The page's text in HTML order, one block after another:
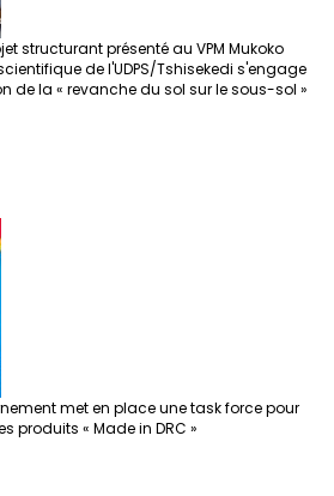
structurant présenté au VPM Mukoko
de l'UDPS/Tshisekedi s'engage
de la « revanche du sol sur le sous-sol »
met en place une task force pour
produits « Made in DRC »